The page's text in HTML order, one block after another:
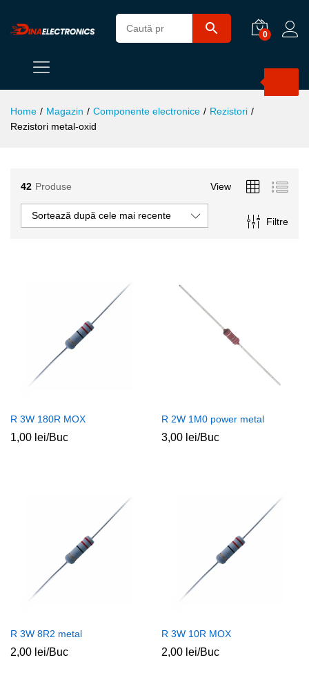
0
Home / Magazin / Componente electronice / Rezistori /
Rezistori metal-oxid
42 Produse View
Filtre
Sortează după cele mai recente
R 3W 180R MOX
1,00 lei/Buc
R 2W 1M0 power metal
3,00 lei/Buc
R 3W 8R2 metal
2,00 lei/Buc
R 3W 10R MOX
2,00 lei/Buc